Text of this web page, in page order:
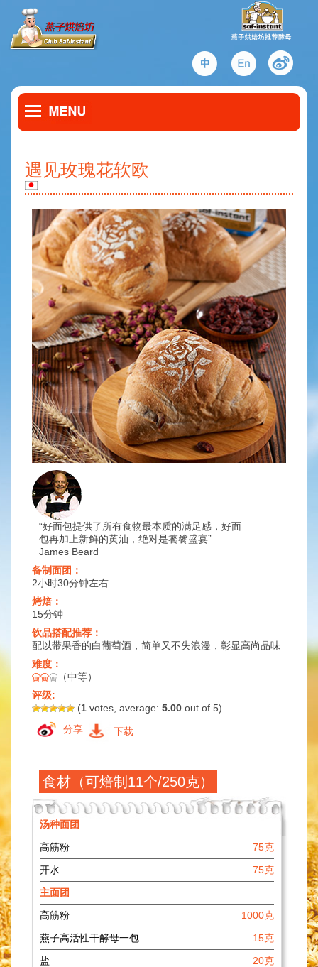
遇见玫瑰花软欧
“好面包提供了所有食物最本质的满足感，好面
包再加上新鲜的黄油，绝对是饕餮盛宴” ―
James Beard
备制面团：
2小时30分钟左右
烤焙：
15分钟
饮品搭配推荐：
配以带果香的白葡萄酒，简单又不失浪漫，彰显高尚品味
难度：
（中等）
评级:
(1 votes, average: 5.00 out of 5)
下载
分享
食材（可焙制11个/250克）
汤种面团
高筋粉
75克
开水
75克
主面团
高筋粉
1000克
燕子高活性干酵母一包
15克
盐
20克